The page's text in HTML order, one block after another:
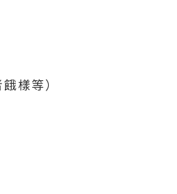
樣等）